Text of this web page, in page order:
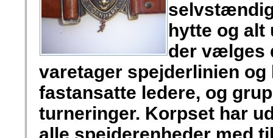
hytte og alt
der vælges
varetager spejderlinien
fastansatte ledere, og
turneringer. Korpset har